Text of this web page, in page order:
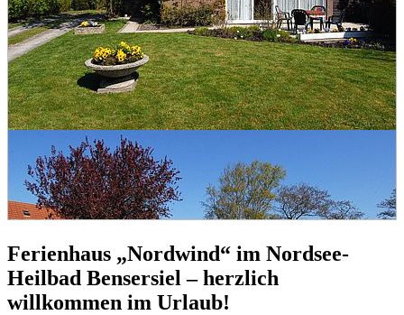
Ferienhaus „Nordwind“ im Nordsee-
Heilbad Bensersiel – herzlich
willkommen im Urlaub!